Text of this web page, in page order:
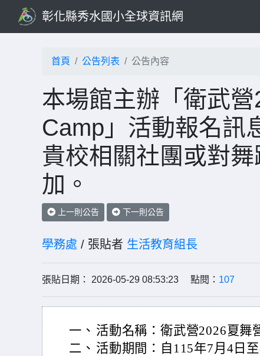
彰化縣秀水國小全球資訊網
首頁 公告列表 公告內容
本場館主辦「衛武
Camp」活動報名訊
貴校相關社團或對
加。
上一則公告 下一則公告
學務處 / 張貼者 生活教育組長
張貼日期： 2026-05-29 08:53:23 點閱： 107
一、 活動名稱：衛武營2026夏舞
二、 活動期間：自115年7月4日至